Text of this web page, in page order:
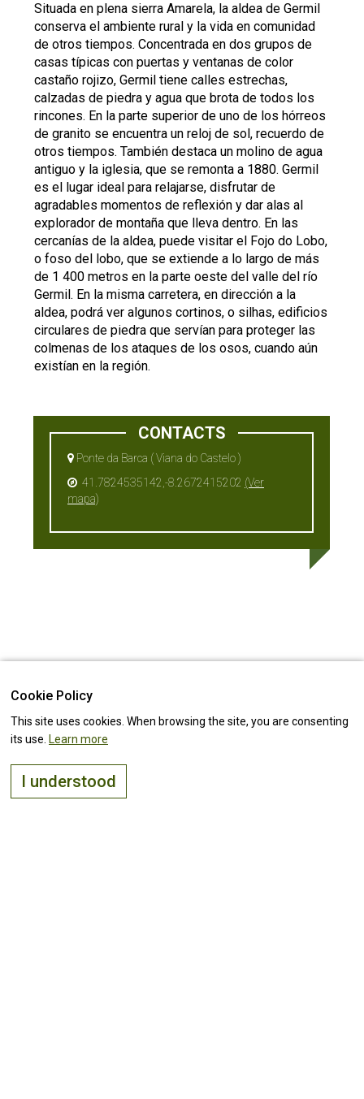
Situada en plena sierra Amarela, la aldea de Germil
conserva el ambiente rural y la vida en comunidad
de otros tiempos. Concentrada en dos grupos de
casas típicas con puertas y ventanas de color
castaño rojizo, Germil tiene calles estrechas,
calzadas de piedra y agua que brota de todos los
rincones. En la parte superior de uno de los hórreos
de granito se encuentra un reloj de sol, recuerdo de
otros tiempos. También destaca un molino de agua
antiguo y la iglesia, que se remonta a 1880. Germil
es el lugar ideal para relajarse, disfrutar de
agradables momentos de reflexión y dar alas al
explorador de montaña que lleva dentro. En las
cercanías de la aldea, puede visitar el Fojo do Lobo,
o foso del lobo, que se extiende a lo largo de más
de 1 400 metros en la parte oeste del valle del río
Germil. En la misma carretera, en dirección a la
aldea, podrá ver algunos cortinos, o silhas, edificios
circulares de piedra que servían para proteger las
colmenas de los ataques de los osos, cuando aún
existían en la región.
CONTACTS
Ponte da Barca ( Viana do Castelo )
41.7824535142,-8.2672415202 (Ver
mapa)
Cookie Policy
This site uses cookies. When browsing the site, you are consenting
its use. Learn more
I understood